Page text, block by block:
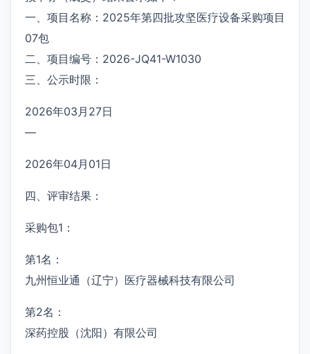
一、项目名称：2025年第四批攻坚医疗设备采购项目
07包
二、项目编号：2026-JQ41-W1030
三、公示时限：
2026年03月27日
—
2026年04月01日
四、评审结果：
采购包1：
第1名：
九州恒业通（辽宁）医疗器械科技有限公司
第2名：
深药控股（沈阳）有限公司